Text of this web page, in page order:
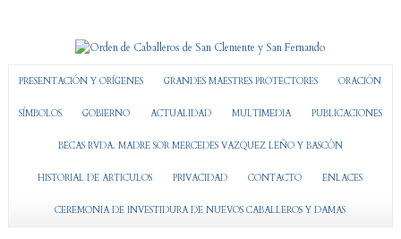
PRESENTACIÓN Y ORÍGENES GRANDES MAESTRES PROTECTORES ORACIÓN
SÍMBOLOS GOBIERNO ACTUALIDAD MULTIMEDIA PUBLICACIONES
BECAS RVDA. MADRE SOR MERCEDES VAZQUEZ LEÑO Y BASCÓN
HISTORIAL DE ARTICULOS PRIVACIDAD CONTACTO ENLACES
CEREMONIA DE INVESTIDURA DE NUEVOS CABALLEROS Y DAMAS